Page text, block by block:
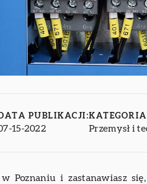
PUBLIKACJI:
15-2022 Przemysł i
w Poznaniu i zastanawiasz